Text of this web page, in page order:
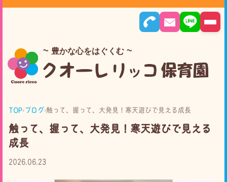
豊かな心をはぐくむ
TOP›ブログ ›触って、握って、大発見！寒天遊びで見える成長
触って、握って、大発見！寒天遊びで見える
成長
2026.06.23